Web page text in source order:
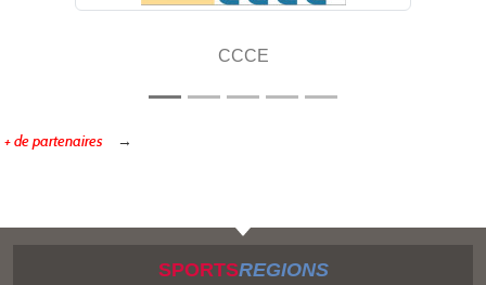
CCCE
+ de partenaires
SPORTSREGIONS